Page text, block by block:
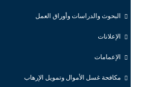
البحوث والدراسات وأوراق العمل
الإعلانات
الإعمامات
مكافحة غسل الأموال وتمويل الإرهاب